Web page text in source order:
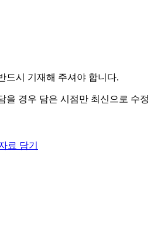
드시 기재해 주셔야 합니다.
을 경우 담은 시점만 최신으로 수정
료 담기